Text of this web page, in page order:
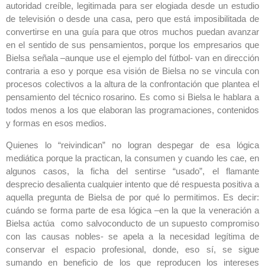
autoridad creíble, legitimada para ser elogiada desde un estudio
de televisión o desde una casa, pero que está imposibilitada de
convertirse en una guía para que otros muchos puedan avanzar
en el sentido de sus pensamientos, porque los empresarios que
Bielsa señala –aunque use el ejemplo del fútbol- van en dirección
contraria a eso y porque esa visión de Bielsa no se vincula con
procesos colectivos a la altura de la confrontación que plantea el
pensamiento del técnico rosarino. Es como si Bielsa le hablara a
todos menos a los que elaboran las programaciones, contenidos
y formas en esos medios.
Quienes lo “reivindican” no logran despegar de esa lógica
mediática porque la practican, la consumen y cuando les cae, en
algunos casos, la ficha del sentirse “usado”, el flamante
desprecio desalienta cualquier intento que dé respuesta positiva a
aquella pregunta de Bielsa de por qué lo permitimos. Es decir:
cuándo se forma parte de esa lógica –en la que la veneración a
Bielsa actúa como salvoconducto de un supuesto compromiso
con las causas nobles- se apela a la necesidad legítima de
conservar el espacio profesional, donde, eso sí, se sigue
sumando en beneficio de los que reproducen los intereses